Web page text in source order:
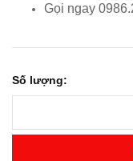
Gọi ngay
Số lượng: